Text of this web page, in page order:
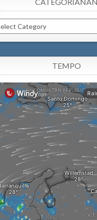
CATEGORIANAN
TEMPO